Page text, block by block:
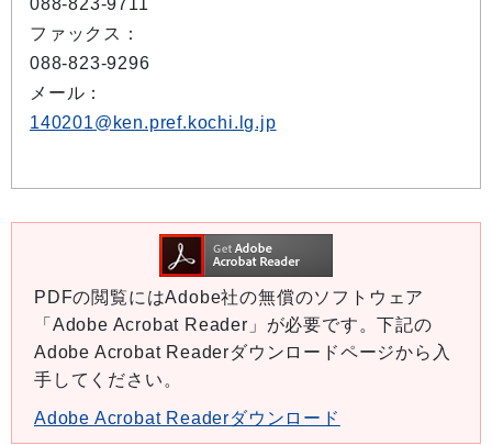
088-823-9711
ファックス：
088-823-9296
メール：
140201@ken.pref.kochi.lg.jp
PDFの閲覧にはAdobe社の無償のソフトウェア
「Adobe Acrobat Reader」が必要です。下記の
Adobe Acrobat Readerダウンロードページから入
手してください。
Adobe Acrobat Readerダウンロード